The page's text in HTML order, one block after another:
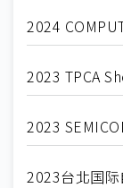
2024
2023 TPCA
2023
2023台北国